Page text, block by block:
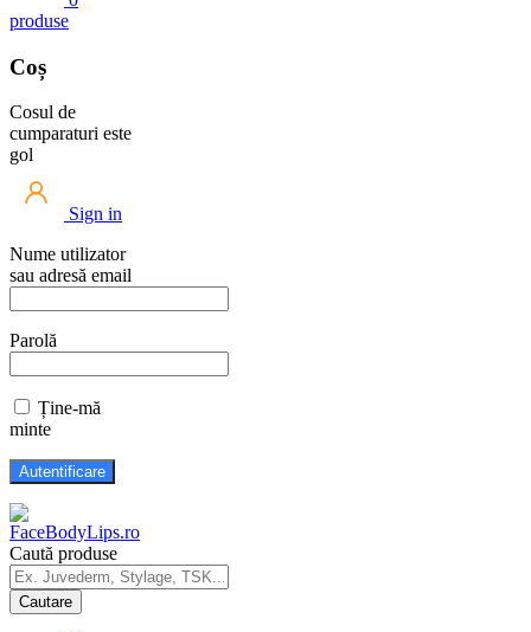
produse
Coș
Cosul de
cumparaturi este
gol
Sign in
Nume utilizator
sau adresă email
Parolă
Ține-mă
minte
Caută produse